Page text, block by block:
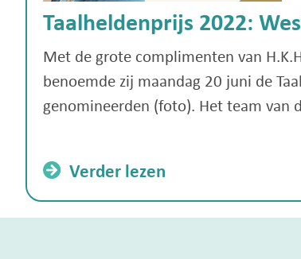
Taalheldenprijs 2022:
Met de grote complimenten van
benoemde zij maandag 20 juni de
genomineerden (foto). Het team van
Verder lezen